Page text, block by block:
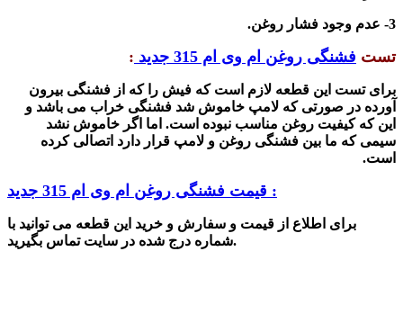
3- عدم وجود فشار روغن.
تست فشنگی روغن ام وی ام 315 جدید :
برای تست این قطعه لازم است که فیش را که از فشنگی بیرون
آورده در صورتی که لامپ خاموش شد فشنگی خراب می باشد و
این که کیفیت روغن مناسب نبوده است. اما اگر خاموش نشد
سیمی که ما بین فشنگی روغن و لامپ قرار دارد اتصالی کرده
است.
قیمت فشنگی روغن ام وی ام 315 جدید :
برای اطلاع از قیمت و سفارش و خرید این قطعه می توانید با
شماره درج شده در سایت تماس بگیرید.